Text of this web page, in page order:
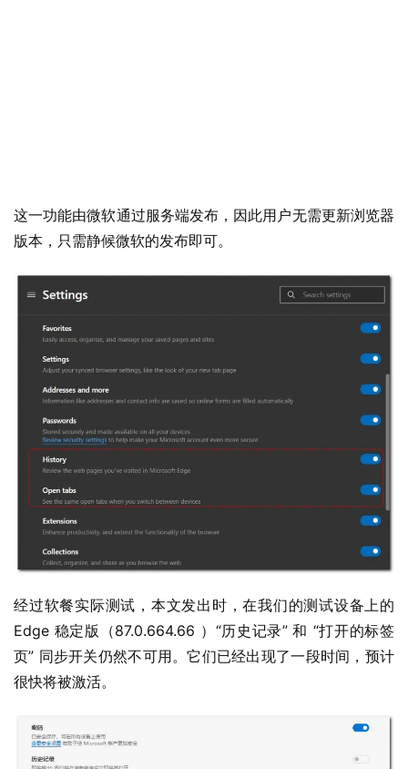
界
W
W
i
n
这一功能由微软通过服务端发布，因此用户无需更新浏览器
版本，只需静候微软的发布即可。
经过软餐实际测试，本文发出时，在我们的测试设备上的
Edge 稳定版（87.0.664.66 ）“历史记录” 和 “打开的标签
页” 同步开关仍然不可用。它们已经出现了一段时间，预计
很快将被激活。